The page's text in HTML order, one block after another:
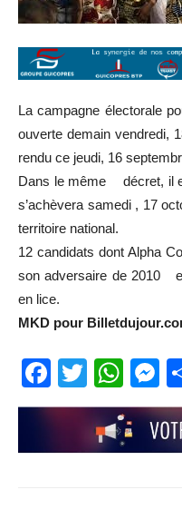
La campagne électorale
ouverte demain vendredi,
rendu ce jeudi, 16
Dans le même décret, il
s’achèvera samedi , 17
territoire national.
12 candidats dont Alpha
son adversaire de 2010
en lice.
MKD pour
Facebook
Twitter